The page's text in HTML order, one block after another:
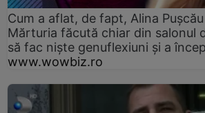
Cum a aflat, de fapt, Alina
Mărturia făcută chiar din salonul
să fac niște genuflexiuni și a
www.wowbiz.ro